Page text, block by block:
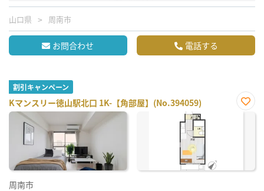
山口県 周南市
お問合わせ 電話する
割引キャンペーン
Kマンスリー徳山駅北口 1K-【角部屋】(No.394059)
お気
周南市